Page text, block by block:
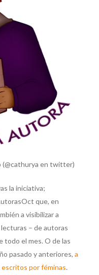
(@cathurya en twitter)
la iniciativa;
que, en
a visibilizar a
– de autoras
todo el mes. O de las
pasado y anteriores, a
escritos por féminas.